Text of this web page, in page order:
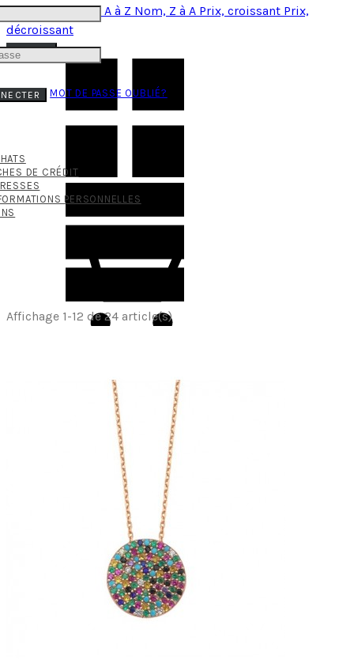
MOT DE PASSE OUBLIÉ?
DE CRÉDIT
PERSONNELLES
PertinenceNom, A à Z Nom, Z à A Prix, croissant Prix,
décroissant
FILTRER
Affichage 1-12 de 24 article(s)